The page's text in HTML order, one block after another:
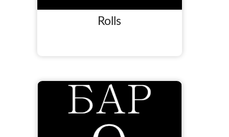
Rolls